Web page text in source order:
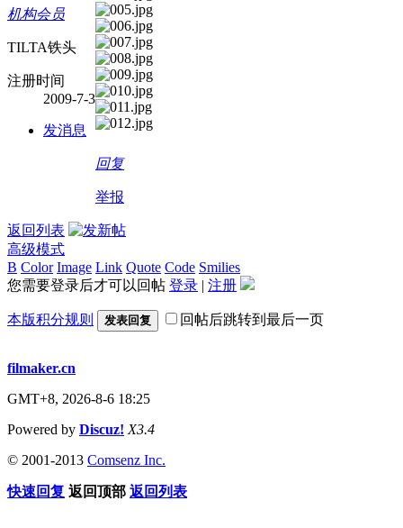
机构会员
TILTA铁头
注册时间
2009-7-3
发消息
回复
举报
返回列表
高级模式
B Color Image Link Quote Code Smilies
您需要登录后才可以回帖 登录 | 注册
本版积分规则 发表回复 回帖后跳转到最后一页
filmaker.cn
GMT+8, 2026-8-6 18:25
Powered by Discuz! X3.4
© 2001-2013 Comsenz Inc.
快速回复 返回顶部 返回列表